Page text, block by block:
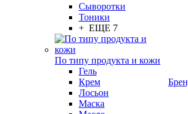
Сыворотки
Тоники
+ ЕЩЕ 7
По типу продукта и кожи
Гель
Крем
Лосьон
Маска